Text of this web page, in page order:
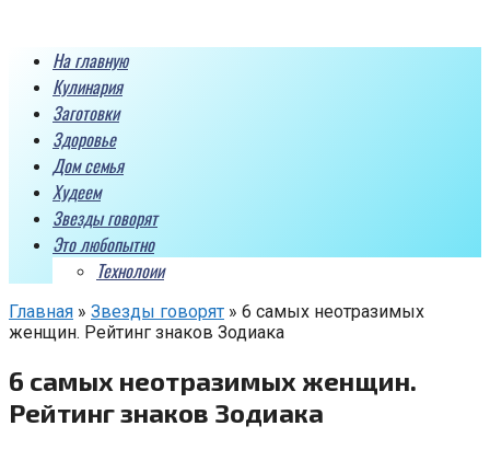
контентуНа главную
Кулинария
Заготовки
Здоровье
Дом семья
Худеем
Звезды говорят
Это любопытно
Технолоии
Главная » Звезды говорят » 6 самых неотразимых
женщин. Рейтинг знаков Зодиака
6 самых неотразимых женщин.
Рейтинг знаков Зодиака